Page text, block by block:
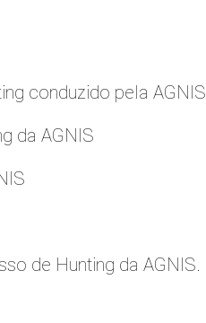
conduzido pela AGNIS
da AGNIS
de Hunting da AGNIS.